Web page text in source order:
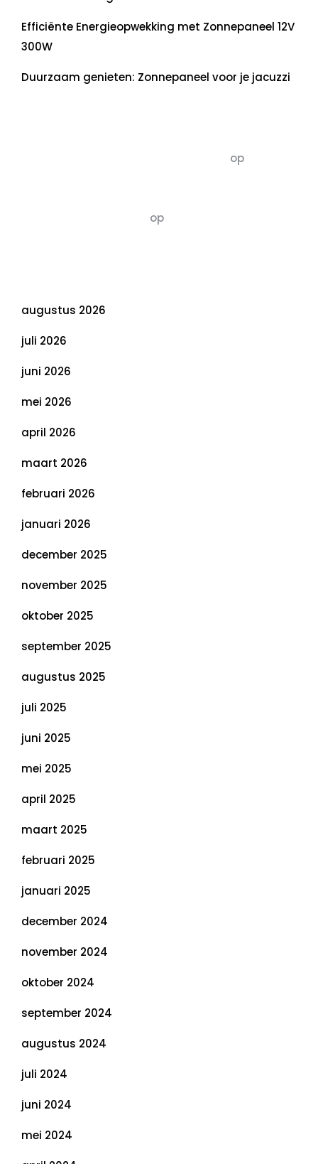
Efficiënte Energieopwekking met Zonnepaneel 12V
300W
Duurzaam genieten: Zonnepaneel voor je jacuzzi
op
op
augustus 2026
juli 2026
juni 2026
mei 2026
april 2026
maart 2026
februari 2026
januari 2026
december 2025
november 2025
oktober 2025
september 2025
augustus 2025
juli 2025
juni 2025
mei 2025
april 2025
maart 2025
februari 2025
januari 2025
december 2024
november 2024
oktober 2024
september 2024
augustus 2024
juli 2024
juni 2024
mei 2024